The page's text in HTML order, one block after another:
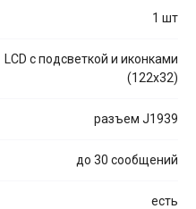
1 шт
LCD с подсветкой и иконками
(122x32)
разъем J1939
до 30 сообщений
есть